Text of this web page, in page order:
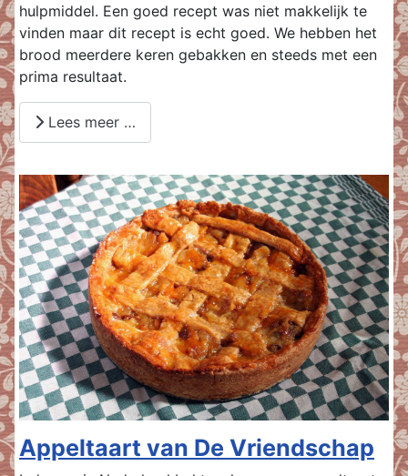
hulpmiddel. Een goed recept was niet makkelijk te
vinden maar dit recept is echt goed. We hebben het
brood meerdere keren gebakken en steeds met een
prima resultaat.
Lees meer …
Appeltaart van De Vriendschap